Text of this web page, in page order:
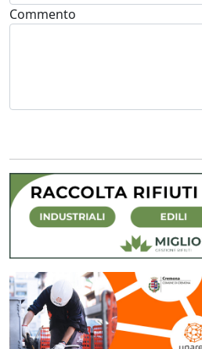
Commento